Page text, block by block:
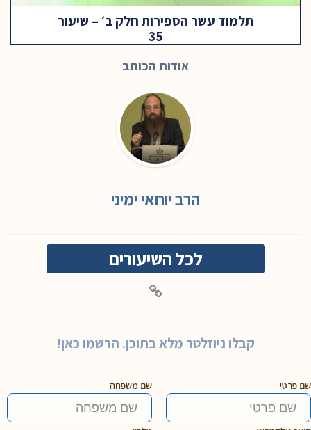
תלמוד עשר הספירות חלק ב׳ – שיעור
35
אודות הכותב
הרב יוחאי ימיני
לכל השיעורים
קבלו ניוזלטר מלא בתוכן. הרשמו כאן!
שם פרטי שם משפחה